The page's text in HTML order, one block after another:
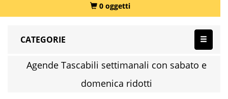
0 oggetti
CATEGORIE
Agende Tascabili settimanali con sabato e
domenica ridotti